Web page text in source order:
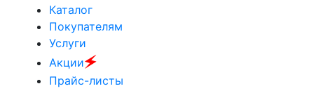
Каталог
Покупателям
Услуги
Акции🗲
Прайс-листы